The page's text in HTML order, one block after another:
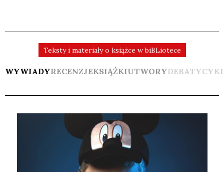
Teksty i materiały o książce w biBLiotece
WYWIADYRECENZJEKSIĄŻKIUTWORYDEBATY